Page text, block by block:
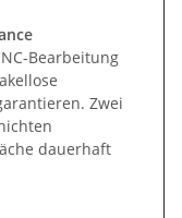
Bearbeitung
Zwei
dauerhaft